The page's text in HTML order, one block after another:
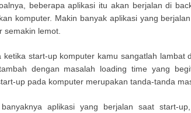
beberapa aplikasi itu akan berjalan di
komputer. Makin banyak aplikasi yang
semakin lemot.
ketika start-up komputer kamu sangatlah lambat
dengan masalah loading time yang
up pada komputer merupakan tanda-tanda
banyaknya aplikasi yang berjalan saat start-